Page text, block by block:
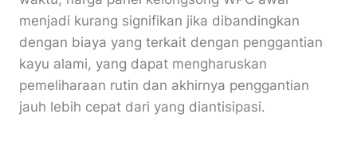
menjadi kurang signifikan jika dibandingkan
dengan biaya yang terkait dengan penggantian
kayu alami, yang dapat mengharuskan
pemeliharaan rutin dan akhirnya penggantian
jauh lebih cepat dari yang diantisipasi.